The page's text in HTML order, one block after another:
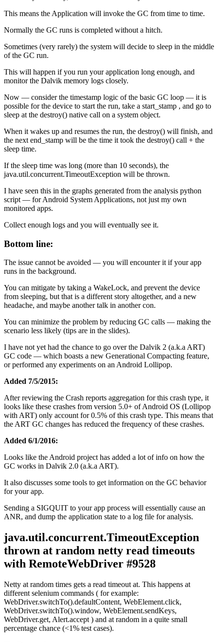
This means the Application will invoke the GC from time to time.
Normally the GC runs is completed without a hitch.
Sometimes (very rarely) the system will decide to sleep in the middle
of the GC run.
This will happen if you run your application long enough, and
monitor the Dalvik memory logs closely.
Now — consider the timestamp logic of the basic GC loop — it is
possible for the device to start the run, take a start_stamp , and go to
sleep at the destroy() native call on a system object.
When it wakes up and resumes the run, the destroy() will finish, and
the next end_stamp will be the time it took the destroy() call + the
sleep time.
If the sleep time was long (more than 10 seconds), the
java.util.concurrent.TimeoutException will be thrown.
I have seen this in the graphs generated from the analysis python
script — for Android System Applications, not just my own
monitored apps.
Collect enough logs and you will eventually see it.
Bottom line:
The issue cannot be avoided — you will encounter it if your app
runs in the background.
You can mitigate by taking a WakeLock, and prevent the device
from sleeping, but that is a different story altogether, and a new
headache, and maybe another talk in another con.
You can minimize the problem by reducing GC calls — making the
scenario less likely (tips are in the slides).
I have not yet had the chance to go over the Dalvik 2 (a.k.a ART)
GC code — which boasts a new Generational Compacting feature,
or performed any experiments on an Android Lollipop.
Added 7/5/2015:
After reviewing the Crash reports aggregation for this crash type, it
looks like these crashes from version 5.0+ of Android OS (Lollipop
with ART) only account for 0.5% of this crash type. This means that
the ART GC changes has reduced the frequency of these crashes.
Added 6/1/2016:
Looks like the Android project has added a lot of info on how the
GC works in Dalvik 2.0 (a.k.a ART).
It also discusses some tools to get information on the GC behavior
for your app.
Sending a SIGQUIT to your app process will essentially cause an
ANR, and dump the application state to a log file for analysis.
java.util.concurrent.TimeoutException
thrown at random netty read timeouts
with RemoteWebDriver #9528
Netty at random times gets a read timeout at. This happens at
different selenium commands ( for example:
WebDriver.switchTo().defaultContent, WebElement.click,
WebDriver.switchTo().window, WebElement.sendKeys,
WebDriver.get, Alert.accept ) and at random in a quite small
percentage chance (<1% test cases).